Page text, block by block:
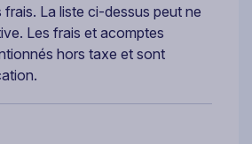
La liste ci-dessus peut ne
Les frais et acomptes
hors taxe et sont